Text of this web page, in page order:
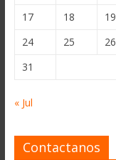
17
18 19
24
25 26
31
« Jul
Contactanos